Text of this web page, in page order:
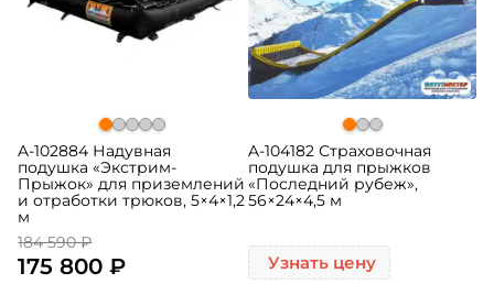
A-102884 Надувная
подушка «Экстрим-
Прыжок» для приземлений
и отработки трюков, 5×4×1,2
м
184 590 ₽
175 800 ₽
A-104182 Страховочная
подушка для прыжков
«Последний рубеж»,
56×24×4,5 м
Узнать цену